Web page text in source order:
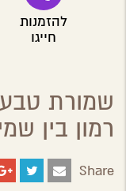
להזמנות
חייגו
שמורת
רמון בין
Share